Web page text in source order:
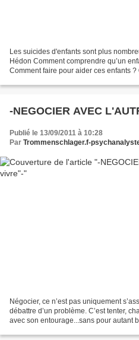
Les suicides d'enfants sont plus
Hédon Comment comprendre qu’un
Comment faire pour aider ces enfants
-NEGOCIER AVEC
Publié le 13/09/2011 à 10:28
Par Trommenschlager.f-
Négocier, ce n’est pas uniquement
débattre d’un problème. C’est tenter,
avec son entourage...sans pour autant